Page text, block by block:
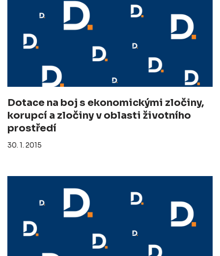
Dotace na boj s ekonomickými zločiny,
korupcí a zločiny v oblasti životního
prostředí
30. 1. 2015